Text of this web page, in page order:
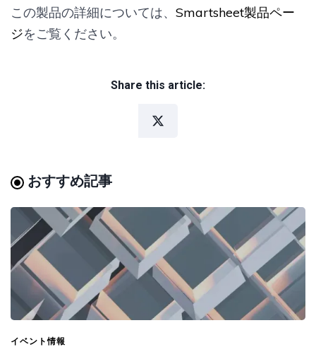
この製品の詳細については、 Smartsheet製品ペー
ジをご覧ください。
Share this article:
おすすめ記事
イベント情報